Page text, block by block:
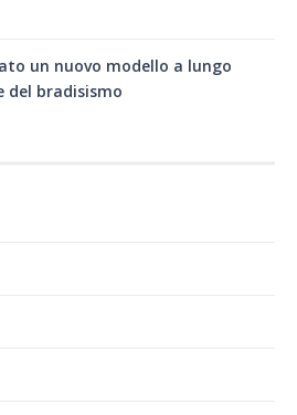
un nuovo modello a lungo
del bradisismo